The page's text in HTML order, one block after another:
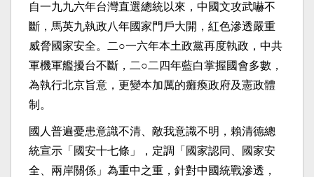
自一九九六年台灣直選總統以來，中國文攻武嚇不
斷，馬英九執政八年國家門戶大開，紅色滲透嚴重
威脅國家安全。二○一六年本土政黨再度執政，中共
軍機軍艦擾台不斷，二○二四年藍白掌握國會多數，
為執行北京旨意，更變本加厲的癱瘓政府及憲政體
制。
國人普遍憂患意識不清、敵我意識不明，賴清德總
統宣示「國安十七條」，定調「國家認同、國家安
全、兩岸關係」為重中之重，針對中國統戰滲透，